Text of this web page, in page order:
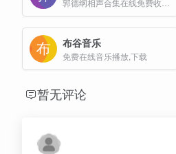
布谷音乐
免费在线音乐播放,下载
暂无评论